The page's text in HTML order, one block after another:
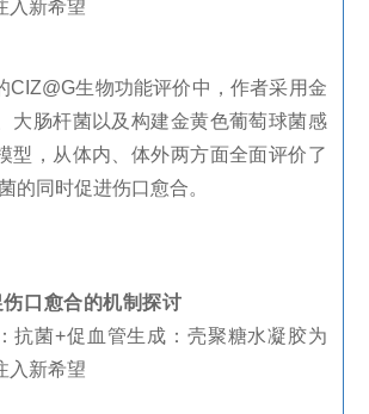
CIZ@G生物功能评价中，作者采用金
大肠杆菌以及构建金黄色葡萄球菌感
型，从体内、体外两方面全面评价了
的同时促进伤口愈合。
伤口愈合的机制探讨